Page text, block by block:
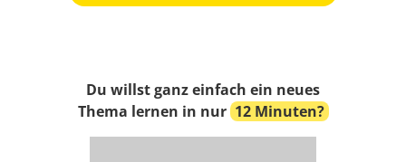
Du willst ganz einfach ein neues
Thema lernen in nur 12 Minuten?